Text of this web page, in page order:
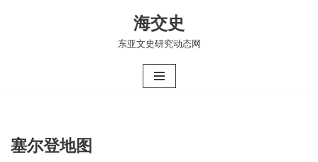
海交史
东亚文史研究动态网
塞尔登地图